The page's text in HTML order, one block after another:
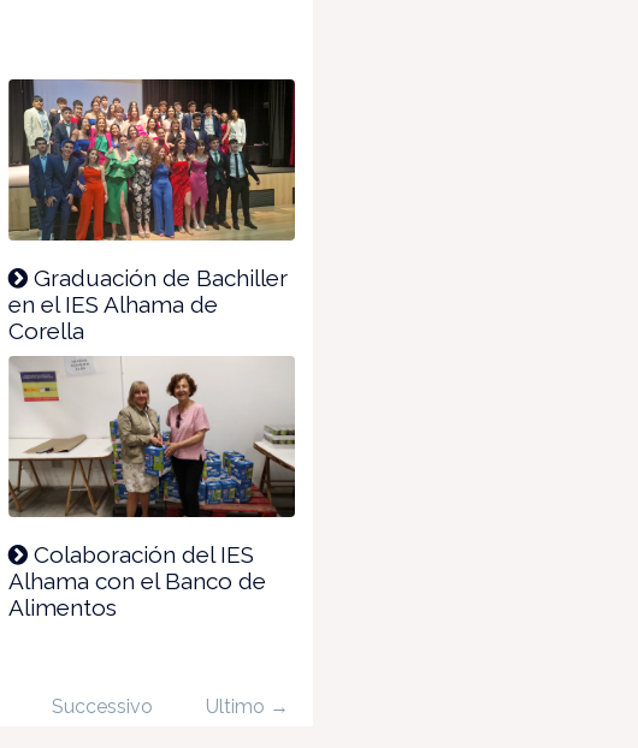
Graduación de Bachiller
en el IES Alhama de
Corella
Colaboración del IES
Alhama con el Banco de
Alimentos
Successivo Ultimo →